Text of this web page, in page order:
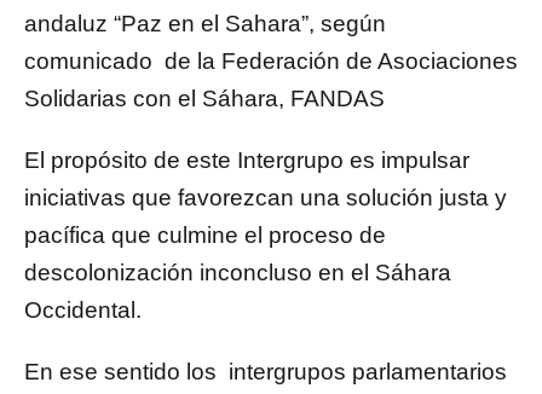
andaluz “Paz en el Sahara”, según
comunicado de la Federación de Asociaciones
Solidarias con el Sáhara, FANDAS
El propósito de este Intergrupo es impulsar
iniciativas que favorezcan una solución justa y
pacífica que culmine el proceso de
descolonización inconcluso en el Sáhara
Occidental.
En ese sentido los intergrupos parlamentarios